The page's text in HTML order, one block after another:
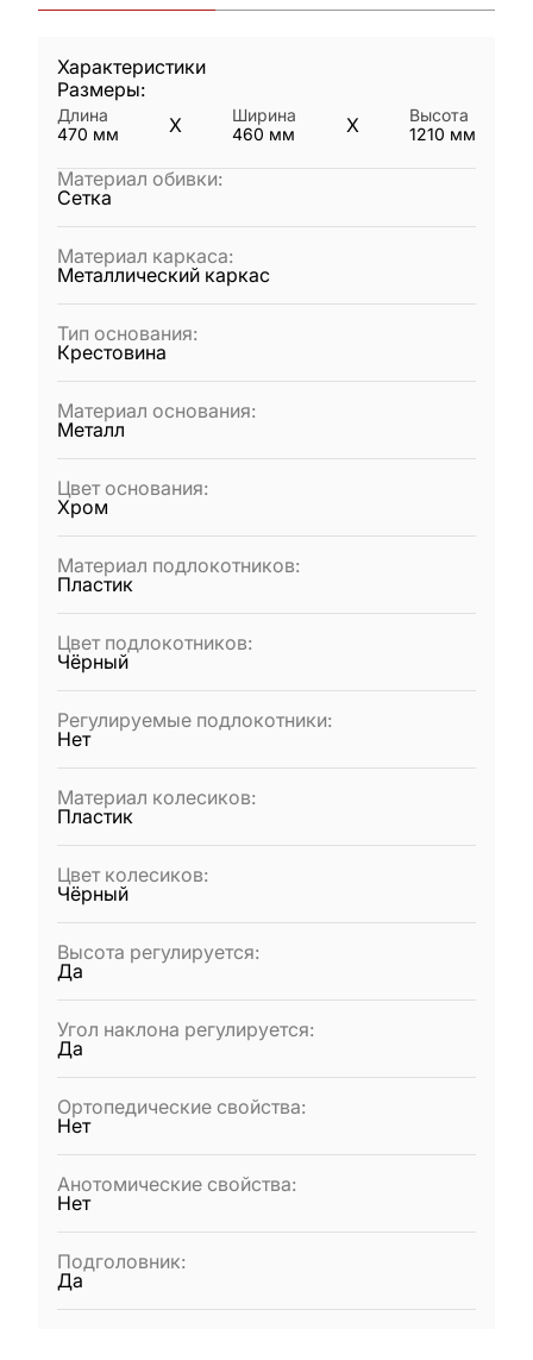
Характеристики
Размеры:
Длина
470 мм X
Ширина
460 мм X
Высота
1210 мм
Материал обивки:
Сетка
Материал каркаса:
Металлический каркас
Тип основания:
Крестовина
Материал основания:
Металл
Цвет основания:
Хром
Материал подлокотников:
Пластик
Цвет подлокотников:
Чёрный
Регулируемые подлокотники:
Нет
Материал колесиков:
Пластик
Цвет колесиков:
Чёрный
Высота регулируется:
Да
Угол наклона регулируется:
Да
Ортопедические свойства:
Нет
Анотомические свойства:
Нет
Подголовник:
Да